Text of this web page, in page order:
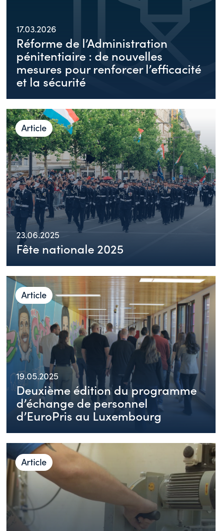
17.03.2026
Réforme de l’Administration
pénitentiaire : de nouvelles
mesures pour renforcer l’efficacité
et la sécurité
Article
23.06.2025
Fête nationale 2025
Article
19.05.2025
Deuxième édition du programme
d’échange de personnel
d’EuroPris au Luxembourg
Article